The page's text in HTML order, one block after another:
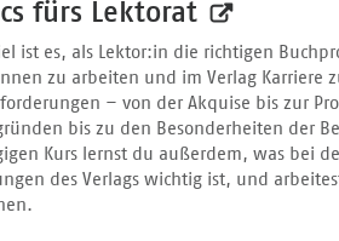
fürs Lektorat
ist es, als Lektor:in die richtigen
zu arbeiten und im Verlag Karriere
– von der Akquise bis zur
bis zu den Besonderheiten der
Kurs lernst du außerdem, was bei
des Verlags wichtig ist, und